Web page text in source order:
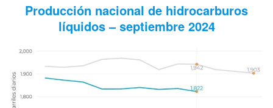
Producción nacional de hidrocarburos
líquidos – septiembre 2024